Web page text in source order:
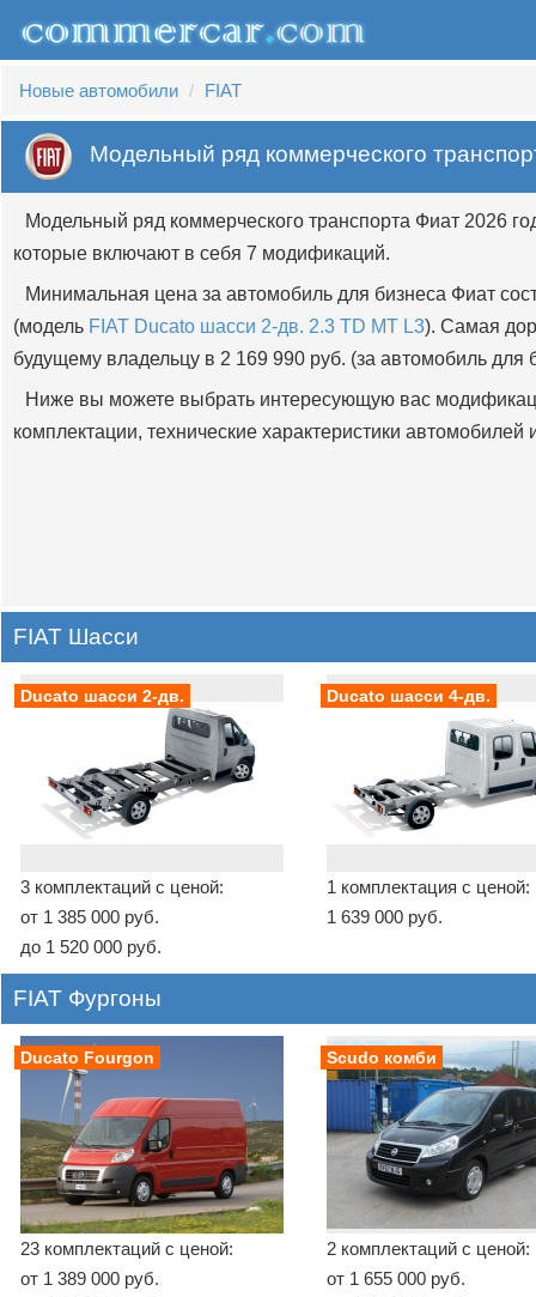
Новые автомобили FIAT
Модельный ряд коммерческого
Модельный ряд коммерческого транспорта Фиат 2026
которые включают в себя 7 модификаций.
Минимальная цена за автомобиль для бизнеса Фиат
(модель FIAT Ducato шасси 2-дв. 2.3 TD MT L3). Самая
будущему владельцу в 2 169 990 руб. (за автомобиль для
Ниже вы можете выбрать интересующую вас
комплектации, технические характеристики
FIAT Шасси
Ducato шасси 2-дв.
3 комплектаций с ценой:
от 1 385 000 руб.
до 1 520 000 руб.
Ducato шасси 4-дв.
1 комплектация с ценой:
1 639 000 руб.
FIAT Фургоны
Ducato Fourgon
23 комплектаций с ценой:
от 1 389 000 руб.
Scudo комби
2 комплектаций с ценой:
от 1 655 000 руб.